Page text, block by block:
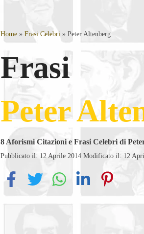
Home » Frasi Celebri » Peter Altenberg
Frasi
Peter
8 Aforismi Citazioni e Frasi Celebri di
Pubblicato il: 12 Aprile 2014 Modificato il: 12